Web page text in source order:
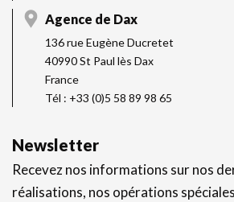
Agence de Dax
136 rue Eugène Ducretet
40990 St Paul lès Dax
France
Tél : +33 (0)5 58 89 98 65
Newsletter
Recevez nos informations sur nos
réalisations, nos opérations